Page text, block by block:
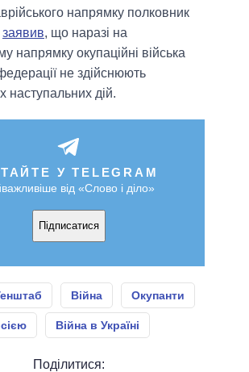
напрямку полковник
заявив, що наразі на
напрямку окупаційні війська
не здійснюють
наступальних дій.
У TELEGRAM
від «Слово і діло»
Підписатися
Війна Окупанти
Війна в Україні
Поділитися: